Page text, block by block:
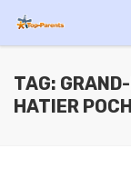
TAG:
HATIER